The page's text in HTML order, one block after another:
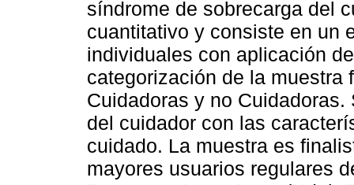
síndrome de sobrecarga del
cuantitativo y consiste en un
individuales con aplicación
categorización de la muestra
Cuidadoras y no
del cuidador con las
cuidado. La muestra es
mayores usuarios regulares